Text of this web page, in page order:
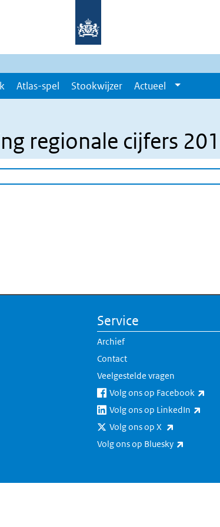
Atlas-spel Stookwijzer Actueel
regionale cijfers
Service
Archief
Contact
Veelgestelde vragen
Volg ons op Facebook
Volg ons op LinkedIn
Volg ons op X
Volg ons op Bluesky